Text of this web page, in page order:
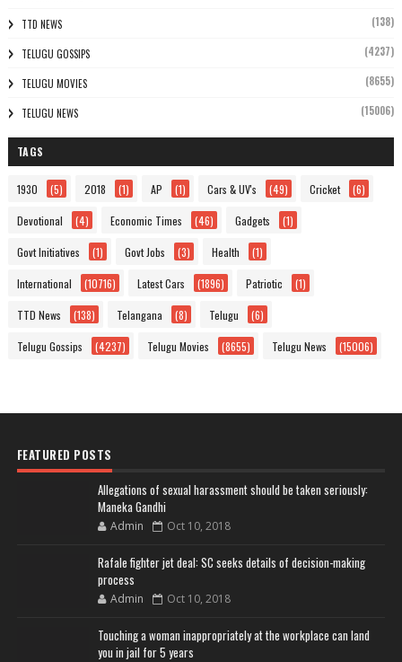
TTD NEWS (138)
TELUGU GOSSIPS (4237)
TELUGU MOVIES (8655)
TELUGU NEWS (15006)
TAGS
1930 (5) 2018 (1) AP (1) Cars & UV's (49) Cricket (6)
Devotional (4) Economic Times (46) Gadgets (1)
Govt Initiatives (1) Govt Jobs (3) Health (1)
International (10716) Latest Cars (1896) Patriotic (1)
TTD News (138) Telangana (8) Telugu (6)
Telugu Gossips (4237) Telugu Movies (8655) Telugu News (15006)
FEATURED POSTS
Allegations of sexual harassment should be taken seriously:
Maneka Gandhi
Admin Oct 10, 2018
Rafale fighter jet deal: SC seeks details of decision-making
process
Admin Oct 10, 2018
Touching a woman inappropriately at the workplace can land
you in jail for 5 years